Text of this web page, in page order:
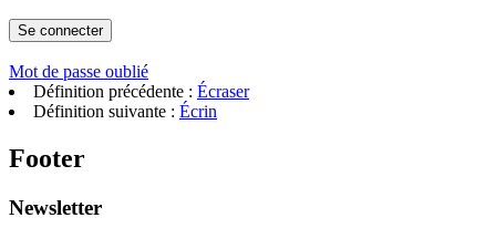
Mot de passe oublié
Définition précédente : Écraser
Définition suivante : Écrin
Footer
Newsletter